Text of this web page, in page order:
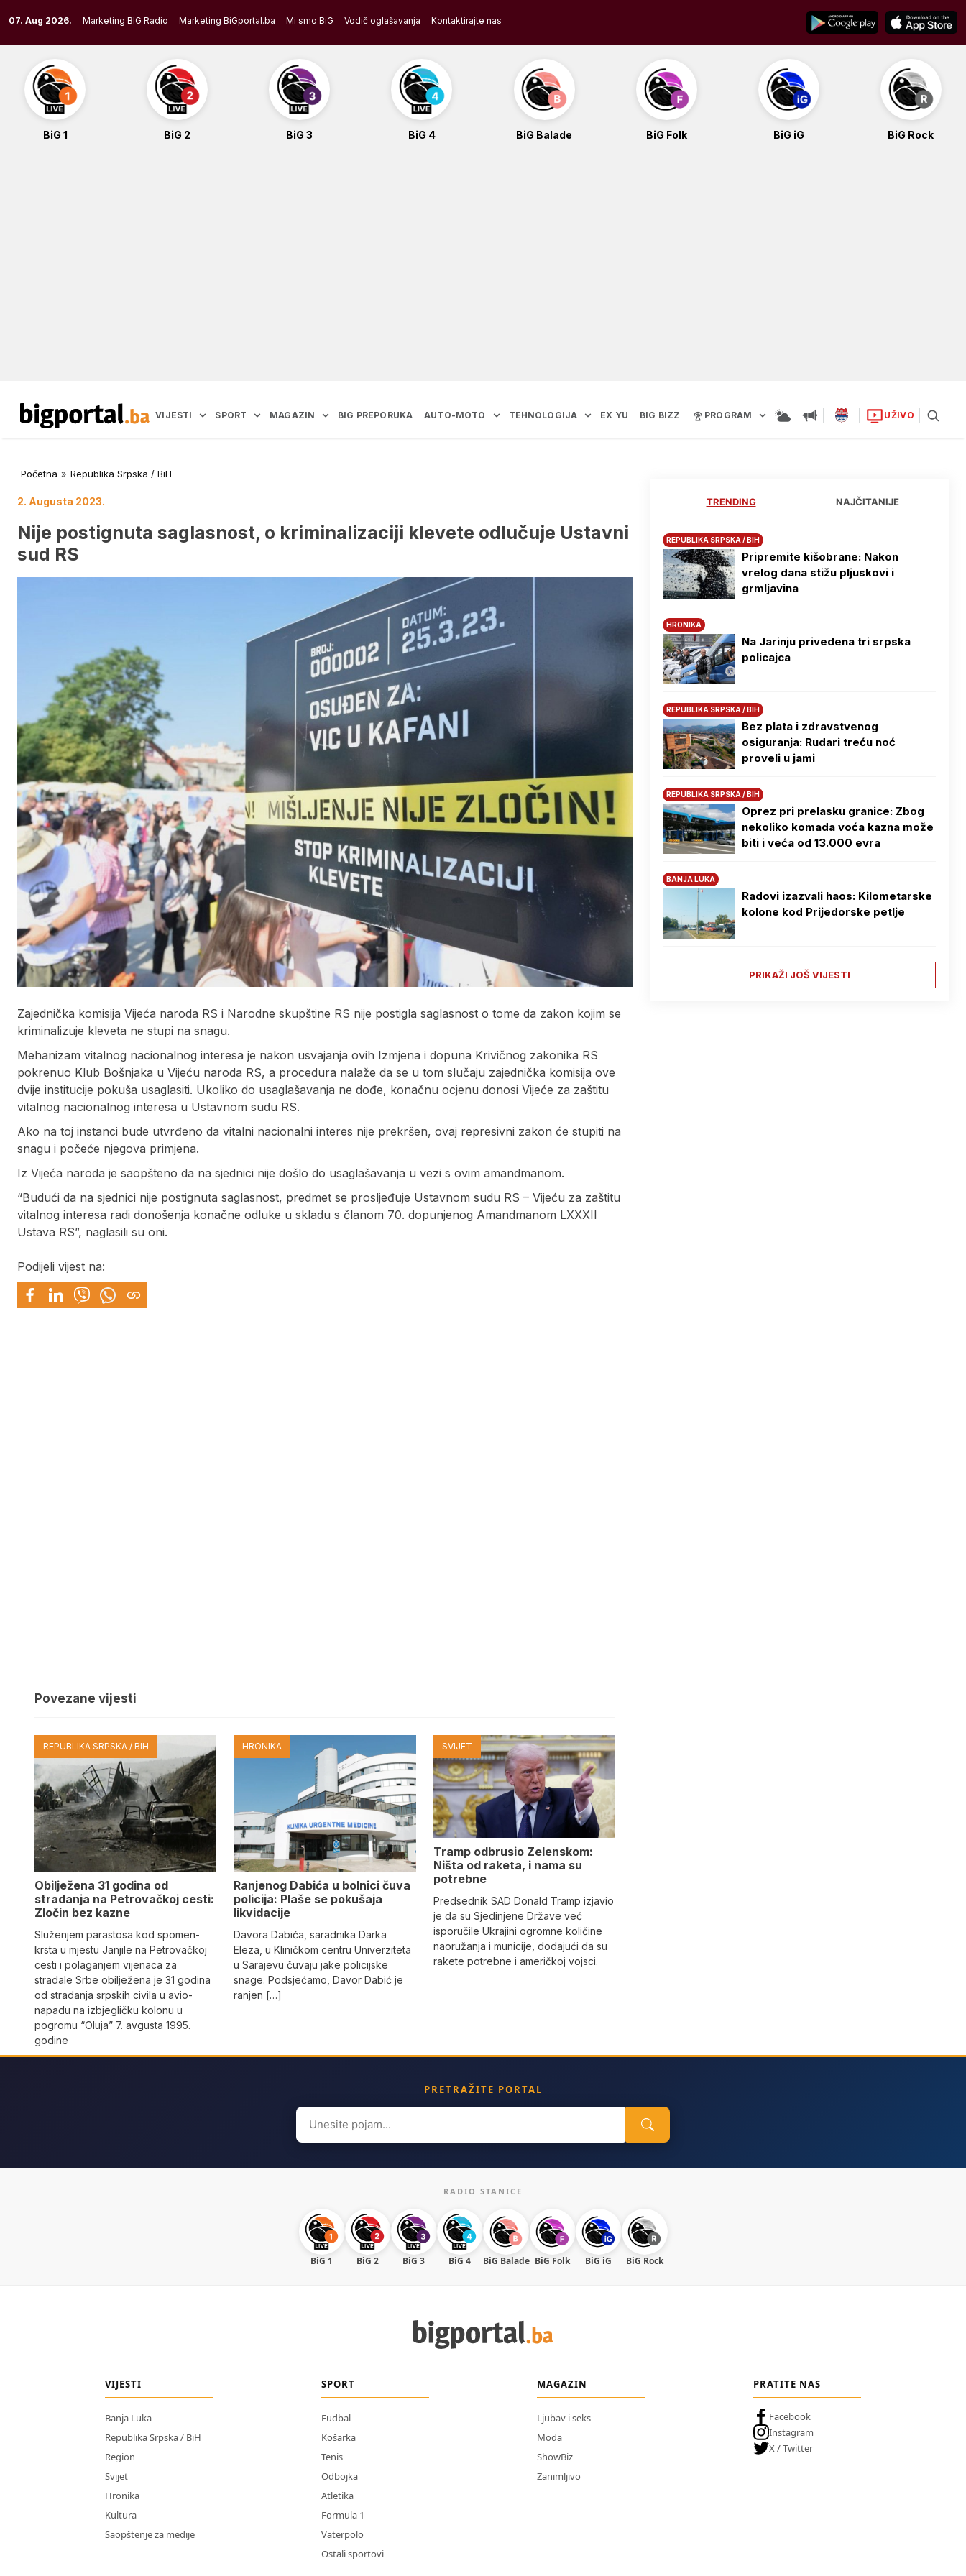
to
content
07. Aug 2026. Marketing BIG Radio Marketing BiGportal.ba Mi smo BiG Vodič oglašavanja Kontaktirajte nas
BiG 1 BiG 2 BiG 3 BiG 4 BiG Balade BiG Folk BiG iG BiG Rock
VIJESTI SPORT MAGAZIN BIG PREPORUKA AUTO-MOTO TEHNOLOGIJA EX YU BIG BIZZ PROGRAM UŽIVO
Početna » Republika Srpska / BiH
2. Augusta 2023.
Nije postignuta saglasnost, o kriminalizaciji klevete odlučuje Ustavni
sud RS
Zajednička komisija Vijeća naroda RS i Narodne skupštine RS nije postigla saglasnost o tome da zakon kojim se
kriminalizuje kleveta ne stupi na snagu.
Mehanizam vitalnog nacionalnog interesa je nakon usvajanja ovih Izmjena i dopuna Krivičnog zakonika RS
pokrenuo Klub Bošnjaka u Vijeću naroda RS, a procedura nalaže da se u tom slučaju zajednička komisija ove
dvije institucije pokuša usaglasiti. Ukoliko do usaglašavanja ne dođe, konačnu ocjenu donosi Vijeće za zaštitu
vitalnog nacionalnog interesa u Ustavnom sudu RS.
Ako na toj instanci bude utvrđeno da vitalni nacionalni interes nije prekršen, ovaj represivni zakon će stupiti na
snagu i počeće njegova primjena.
Iz Vijeća naroda je saopšteno da na sjednici nije došlo do usaglašavanja u vezi s ovim amandmanom.
“Budući da na sjednici nije postignuta saglasnost, predmet se prosljeđuje Ustavnom sudu RS – Vijeću za zaštitu
vitalnog interesa radi donošenja konačne odluke u skladu s članom 70. dopunjenog Amandmanom LXXXII
Ustava RS”, naglasili su oni.
Podijeli vijest na:
Povezane vijesti
REPUBLIKA SRPSKA / BIH
Obilježena 31 godina od
stradanja na Petrovačkoj cesti:
Zločin bez kazne
Služenjem parastosa kod spomen-
krsta u mjestu Janjile na Petrovačkoj
cesti i polaganjem vijenaca za
stradale Srbe obilježena je 31 godina
od stradanja srpskih civila u avio-
napadu na izbjegličku kolonu u
pogromu “Oluja” 7. avgusta 1995.
godine
HRONIKA
Ranjenog Dabića u bolnici čuva
policija: Plaše se pokušaja
likvidacije
Davora Dabića, saradnika Darka
Eleza, u Kliničkom centru Univerziteta
u Sarajevu čuvaju jake policijske
snage. Podsjećamo, Davor Dabić je
ranjen […]
SVIJET
Tramp odbrusio Zelenskom:
Ništa od raketa, i nama su
potrebne
Predsednik SAD Donald Tramp izjavio
je da su Sjedinjene Države već
isporučile Ukrajini ogromne količine
naoružanja i municije, dodajući da su
rakete potrebne i američkoj vojsci.
TRENDING NAJČITANIJE
REPUBLIKA SRPSKA / BIH
Pripremite kišobrane: Nakon
vrelog dana stižu pljuskovi i
grmljavina
HRONIKA
Na Јarinju privedena tri srpska
policajca
REPUBLIKA SRPSKA / BIH
Bez plata i zdravstvenog
osiguranja: Rudari treću noć
proveli u jami
REPUBLIKA SRPSKA / BIH
Oprez pri prelasku granice: Zbog
nekoliko komada voća kazna može
biti i veća od 13.000 evra
BANJA LUKA
Radovi izazvali haos: Kilometarske
kolone kod Prijedorske petlje
PRIKAŽI JOŠ VIJESTI
PRETRAŽITE PORTAL
Search
for:
RADIO STANICE
BiG 1 BiG 2 BiG 3 BiG 4 BiG Balade BiG Folk BiG iG BiG Rock
VIJESTI
Banja Luka
Republika Srpska / BiH
Region
Svijet
Hronika
Kultura
Saopštenje za medije
SPORT
Fudbal
Košarka
Tenis
Odbojka
Atletika
Formula 1
Vaterpolo
Ostali sportovi
MAGAZIN
Ljubav i seks
Moda
ShowBiz
Zanimljivo
PRATITE NAS
Facebook
Instagram
X / Twitter